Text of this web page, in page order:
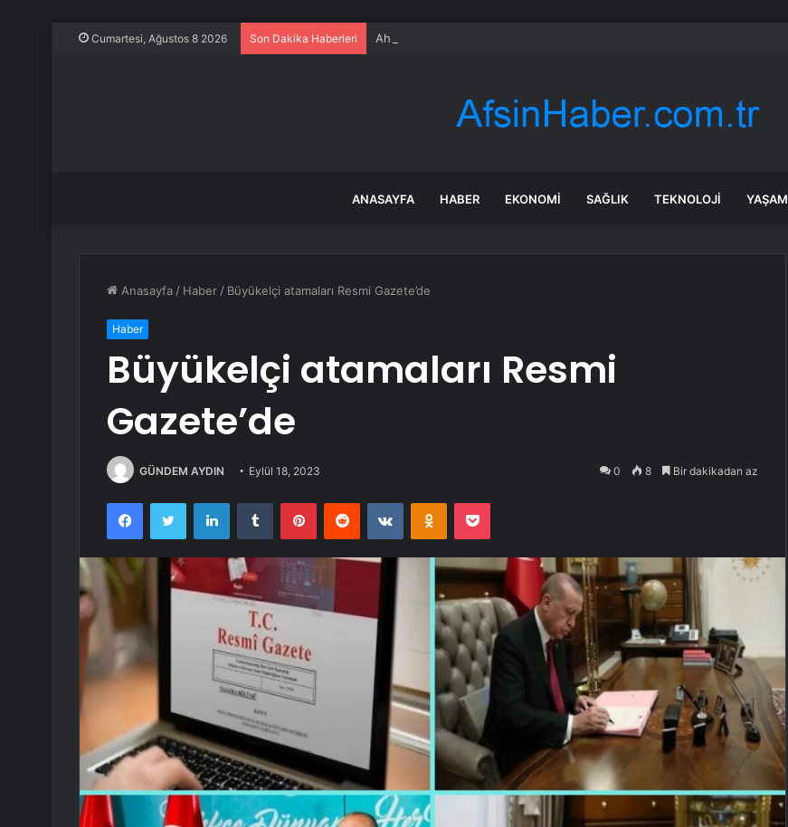
Cumartesi, Ağustos 8 2026 Son Dakika Haberleri Ahbap soruşturmasında iş insanı Hüseyin Başaran’a tutuklama talebi
ANASAYFA HABER EKONOMI SAĞLIK TEKNOLOJI YAŞAM
Anasayfa / Haber / Büyükelçi atamaları Resmi Gazete’de
Haber
Büyükelçi atamaları Resmi
Gazete’de
GÜNDEM AYDIN Eylül 18, 2023 0 8 Bir dakikadan az
FacebookTwitter LinkedInTumblr PinterestReddit VKontakteOdnoklassniki
Pocket